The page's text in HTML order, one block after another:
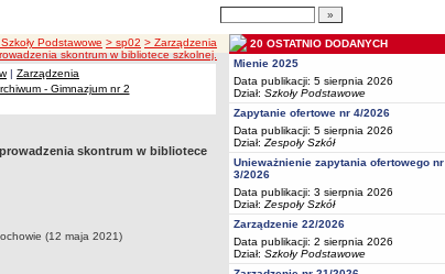
Wyszukiwarka artykułów
Podstawowe > sp02 > Zarządzenia
skontrum w bibliotece szkolnej.
| Zarządzenia
- Gimnazjum nr 2
skontrum w bibliotece
(12 maja 2021)
20 OSTATNIO DODANYCH
Mienie 2025
Data publikacji: 5 sierpnia 2026
Dział: Szkoły Podstawowe
Zapytanie ofertowe nr 4/2026
Data publikacji: 5 sierpnia 2026
Dział: Zespoły Szkół
Unieważnienie zapytania ofertowego nr
3/2026
Data publikacji: 3 sierpnia 2026
Dział: Zespoły Szkół
Zarządzenie 22/2026
Data publikacji: 2 sierpnia 2026
Dział: Szkoły Podstawowe